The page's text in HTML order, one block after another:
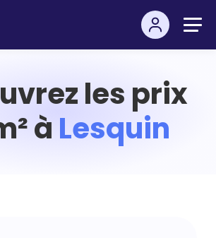
les prix
à Lesquin